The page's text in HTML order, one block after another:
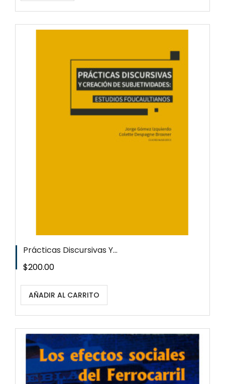
Prácticas Discursivas Y...
Precio
$200.00
AÑADIR AL CARRITO